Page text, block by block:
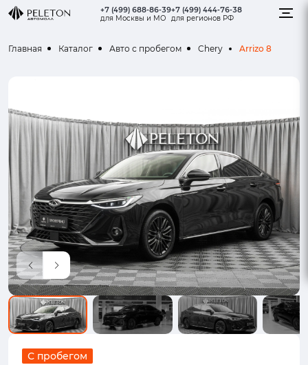
+7 (499) 688-86-39
для Москвы и МО
+7 (499) 444-76-38
для регионов РФ
Главная Каталог Авто с пробегом Chery Arrizo 8
С пробегом